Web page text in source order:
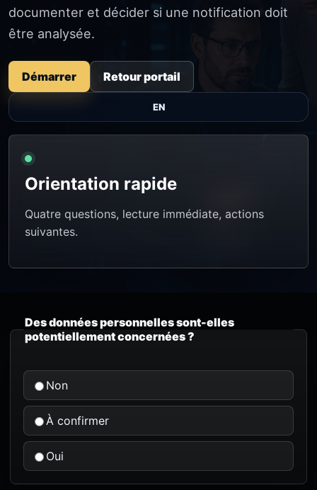
documenter et décider si une notification doit
être analysée.
Démarrer Retour portail
EN
Orientation rapide
Quatre questions, lecture immédiate, actions
suivantes.
Des données personnelles sont-elles
potentiellement concernées ?
Non
À confirmer
Oui